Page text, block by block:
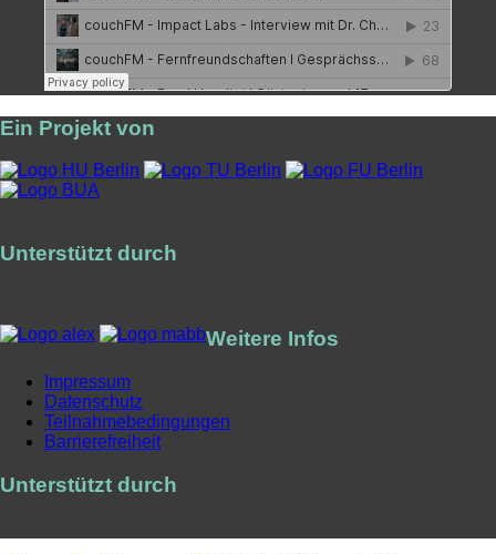
Ein Projekt von
Unterstützt durch
Weitere Infos
Impressum
Datenschutz
Teilnahmebedingungen
Barrierefreiheit
Unterstützt durch